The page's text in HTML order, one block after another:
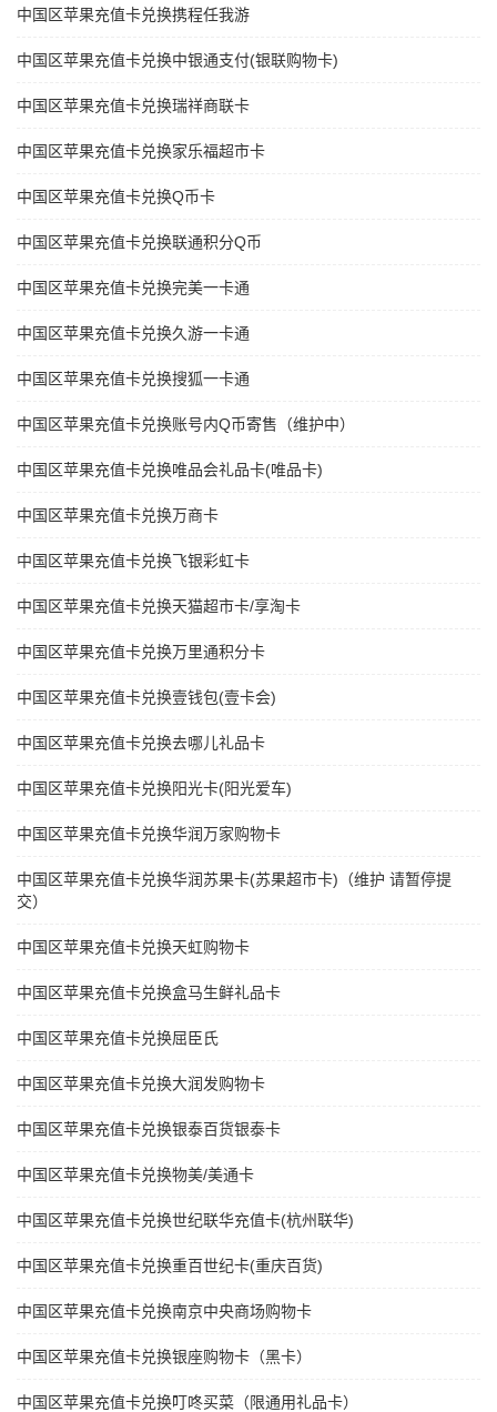
中国区苹果充值卡兑换携程任我游
中国区苹果充值卡兑换中银通支付(银联购物卡)
中国区苹果充值卡兑换瑞祥商联卡
中国区苹果充值卡兑换家乐福超市卡
中国区苹果充值卡兑换Q币卡
中国区苹果充值卡兑换联通积分Q币
中国区苹果充值卡兑换完美一卡通
中国区苹果充值卡兑换久游一卡通
中国区苹果充值卡兑换搜狐一卡通
中国区苹果充值卡兑换账号内Q币寄售（维护中）
中国区苹果充值卡兑换唯品会礼品卡(唯品卡)
中国区苹果充值卡兑换万商卡
中国区苹果充值卡兑换飞银彩虹卡
中国区苹果充值卡兑换天猫超市卡/享淘卡
中国区苹果充值卡兑换万里通积分卡
中国区苹果充值卡兑换壹钱包(壹卡会)
中国区苹果充值卡兑换去哪儿礼品卡
中国区苹果充值卡兑换阳光卡(阳光爱车)
中国区苹果充值卡兑换华润万家购物卡
中国区苹果充值卡兑换华润苏果卡(苏果超市卡)（维护 请暂停提
交）
中国区苹果充值卡兑换天虹购物卡
中国区苹果充值卡兑换盒马生鲜礼品卡
中国区苹果充值卡兑换屈臣氏
中国区苹果充值卡兑换大润发购物卡
中国区苹果充值卡兑换银泰百货银泰卡
中国区苹果充值卡兑换物美/美通卡
中国区苹果充值卡兑换世纪联华充值卡(杭州联华)
中国区苹果充值卡兑换重百世纪卡(重庆百货)
中国区苹果充值卡兑换南京中央商场购物卡
中国区苹果充值卡兑换银座购物卡（黑卡）
中国区苹果充值卡兑换叮咚买菜（限通用礼品卡）